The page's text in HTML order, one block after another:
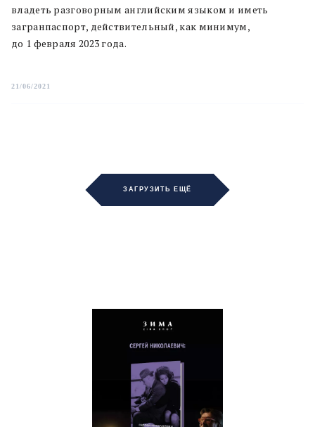
владеть разговорным английским языком и иметь
загранпаспорт, действительный, как минимум,
до 1 февраля 2023 года.
21/06/2021
ЗАГРУЗИТЬ ЕЩЁ